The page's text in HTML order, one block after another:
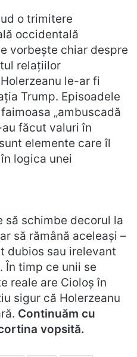
o trimitere
occidentală
vorbește chiar despre
relațiilor
le-ar fi
Trump. Episoadele
„ambuscadă
făcut valuri în
elemente care îl
logica unei
să schimbe decorul la
să rămână aceleași –
dubios sau irelevant
În timp ce unii se
reale are Cioloș în
sigur că Holerzeanu
Continuăm cu
vopsită.